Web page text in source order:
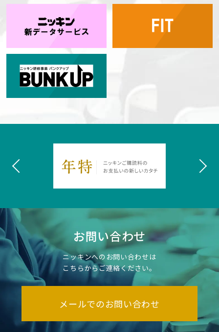
お問い合わせ
ニッキンへのお問い合わせは
こちらからご連絡ください。
メールでのお問い合わせ